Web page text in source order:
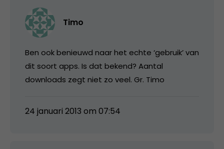
Timo
Ben ook benieuwd naar het echte ‘gebruik’ van
dit soort apps. Is dat bekend? Aantal
downloads zegt niet zo veel. Gr. Timo
24 januari 2013 om 07:54